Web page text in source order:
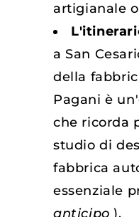
artigianale
a San
della
Pagani è
che ricorda
studio di
fabbrica
essenziale
anticipo ).